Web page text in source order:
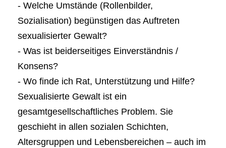
- Welche Umstände (Rollenbilder,
Sozialisation) begünstigen das Auftreten
sexualisierter Gewalt?
- Was ist beiderseitiges Einverständnis /
Konsens?
- Wo finde ich Rat, Unterstützung und Hilfe?
Sexualisierte Gewalt ist ein
gesamtgesellschaftliches Problem. Sie
geschieht in allen sozialen Schichten,
Altersgruppen und Lebensbereichen – auch im